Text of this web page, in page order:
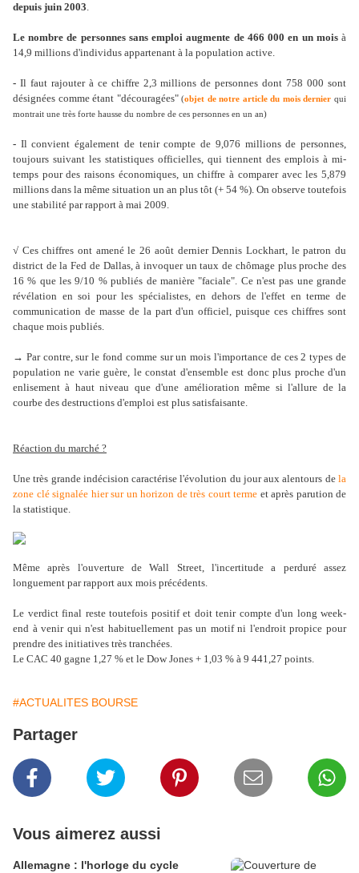
depuis juin 2003.
Le nombre de personnes sans emploi augmente de 466 000 en un moisà
14,9 millions d'individus appartenant à la population active.
- Il faut rajouter à ce chiffre 2,3 millions de personnes dont 758 000 sont
désignées comme étant "découragées"(objet de notre article du mois dernier qui
montrait une très forte hausse du nombre de ces personnes en un an)
- Il convient également de tenir compte de 9,076 millions de personnes,
toujours suivant les statistiques officielles, qui tiennent des emplois à mi-
temps pour des raisons économiques, un chiffre à comparer avec les 5,879
millions dans la même situation un an plus tôt (+ 54 %). On observe toutefois
une stabilité par rapport à mai 2009.
√ Ces chiffres ont amené le 26 août dernier Dennis Lockhart, le patron du
district de la Fed de Dallas, à invoquer un taux de chômage plus proche des
16 % que les 9/10 % publiés de manière "faciale". Ce n'est pas une grande
révélation en soi pour les spécialistes, en dehors de l'effet en terme de
communication de masse de la part d'un officiel, puisque ces chiffres sont
chaque mois publiés.
→ Par contre, sur le fond comme sur un mois l'importance de ces 2 types de
population ne varie guère, le constat d'ensemble est donc plus proche d'un
enlisement à haut niveau que d'une amélioration même si l'allure de la
courbe des destructions d'emploi est plus satisfaisante.
Réaction du marché ?
Une très grande indécision caractérise l'évolution du jour aux alentours de la
zone clé signalée hier sur un horizon de très court terme et après parution de
la statistique.
Même après l'ouverture de Wall Street, l'incertitude a perduré assez
longuement par rapport aux mois précédents.
Le verdict final reste toutefois positif et doit tenir compte d'un long week-
end à venir qui n'est habituellement pas un motif ni l'endroit propice pour
prendre des initiatives très tranchées.
Le CAC 40 gagne 1,27 % et le Dow Jones + 1,03 % à 9 441,27 points.
#ACTUALITES BOURSE
Partager
Vous aimerez aussi
Allemagne : l'horloge du cycle